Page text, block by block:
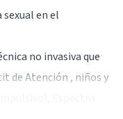
en el
no invasiva que
de Atención , niños y